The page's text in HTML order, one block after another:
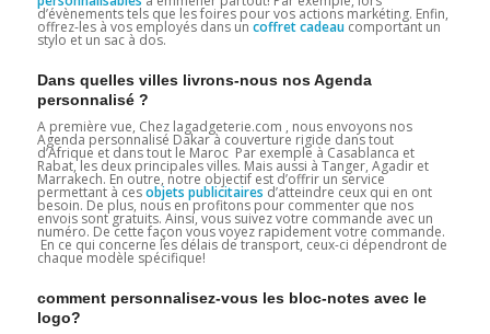
d’évènements tels que les foires pour vos actions markéting. Enfin,
offrez-les à vos employés dans un coffret cadeau comportant un
stylo et un sac à dos.
Dans quelles villes livrons-nous nos Agenda
personnalisé ?
A première vue, Chez lagadgeterie.com , nous envoyons nos
Agenda personnalisé Dakar à couverture rigide dans tout
d’Afrique et dans tout le Maroc Par exemple à Casablanca et
Rabat, les deux principales villes. Mais aussi à Tanger, Agadir et
Marrakech. En outre, notre objectif est d’offrir un service
permettant à cesobjets publicitaires d’atteindre ceux qui en ont
besoin. De plus, nous en profitons pour commenter que nos
envois sont gratuits. Ainsi, vous suivez votre commande avec un
numéro. De cette façon vous voyez rapidement votre commande.
En ce qui concerne les délais de transport, ceux-ci dépendront de
chaque modèle spécifique!
comment personnalisez-vous les bloc-notes avec le
logo?